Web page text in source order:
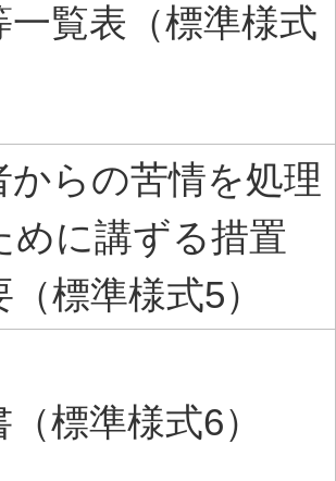
一覧表（標準様式
からの苦情を処理
めに講ずる措置
標準様式5）
標準様式6）